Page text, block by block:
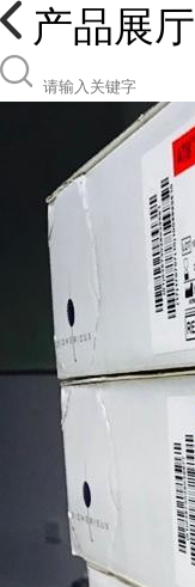
产品展厅